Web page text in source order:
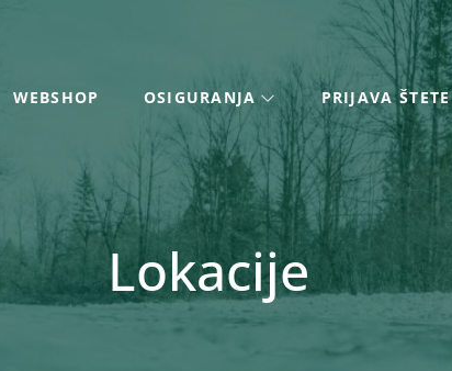
WEBSHOP OSIGURANJA PRIJAVA ŠTETE
Lokacije